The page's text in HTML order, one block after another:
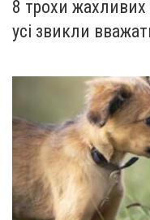
8 трохи жахливих
усі звикли